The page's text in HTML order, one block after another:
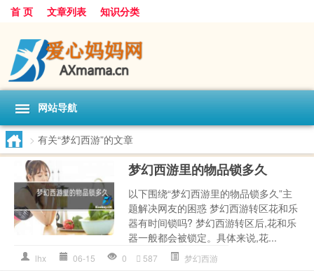
首 页 文章列表 知识分类
网站导航
> 有关“梦幻西游”的文章
梦幻西游里的物品锁多久
以下围绕“梦幻西游里的物品锁多久”主
题解决网友的困惑 梦幻西游转区花和乐
器有时间锁吗? 梦幻西游转区后,花和乐
器一般都会被锁定。具体来说,花...
lhx 06-15 0 587 梦幻西游